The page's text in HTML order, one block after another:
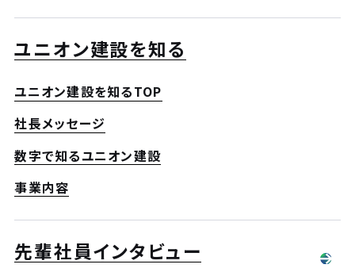
ユニオン建設を知る
ユニオン建設を知るTOP
社長メッセージ
数字で知るユニオン建設
事業内容
先輩社員インタビュー